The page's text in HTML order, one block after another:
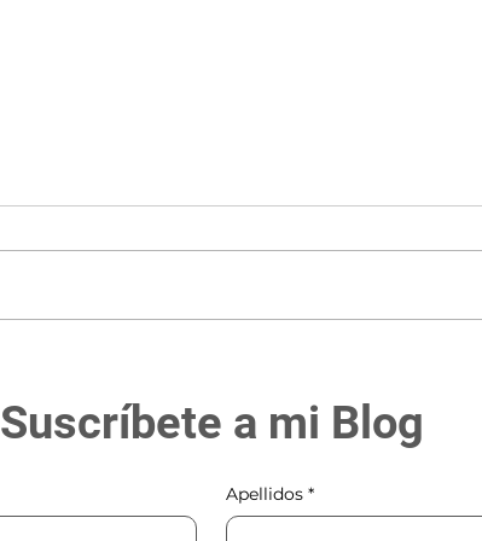
Suscríbete a mi Blog
Apellidos *